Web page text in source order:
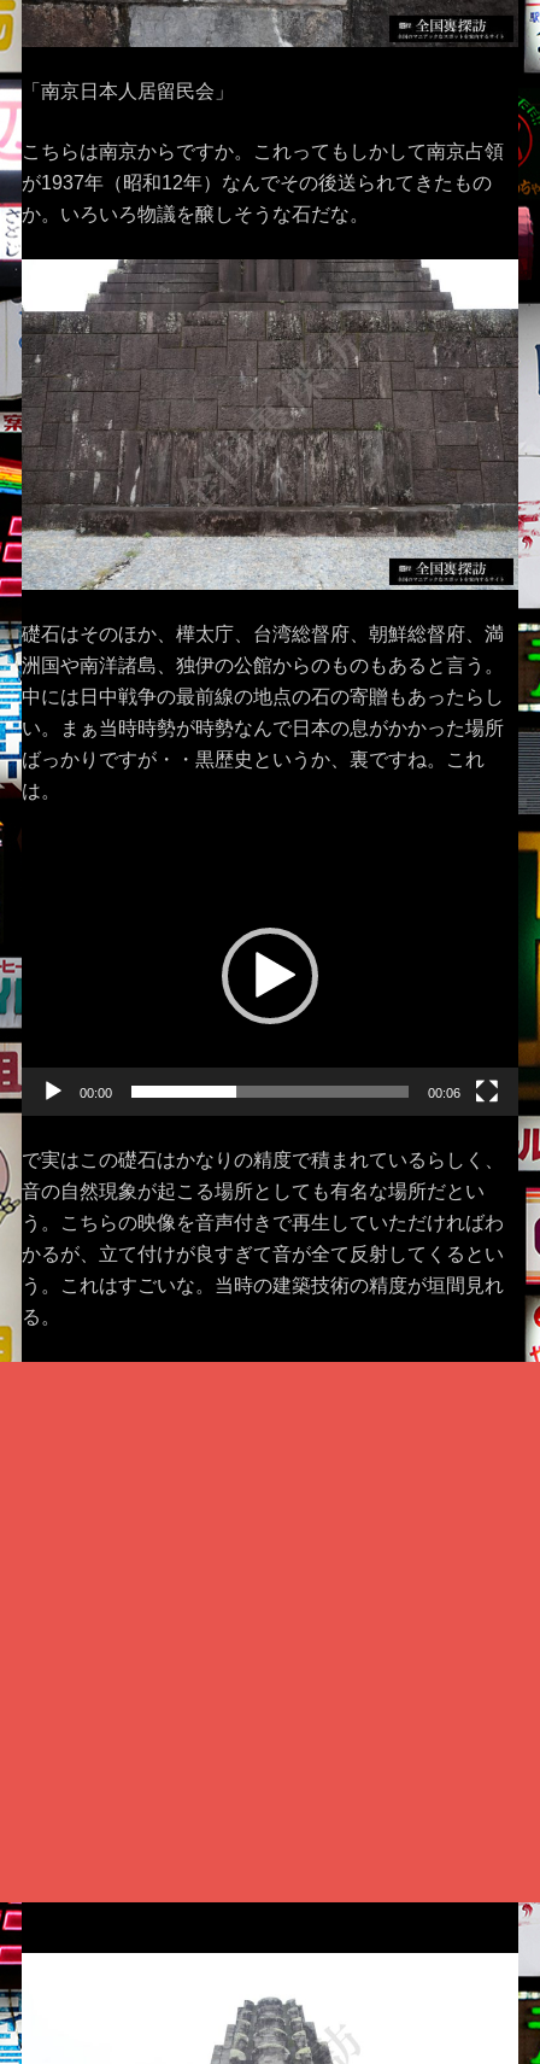
「南京日本人居留民会」
こちらは南京からですか。これってもしかして南京占領
が1937年（昭和12年）なんでその後送られてきたもの
か。いろいろ物議を醸しそうな石だな。
礎石はそのほか、樺太庁、台湾総督府、朝鮮総督府、満
洲国や南洋諸島、独伊の公館からのものもあると言う。
中には日中戦争の最前線の地点の石の寄贈もあったらし
い。まぁ当時時勢が時勢なんで日本の息がかかった場所
ばっかりですが・・黒歴史というか、裏ですね。これ
は。
動
ー
ヤ
ー
00:00 00:06
で実はこの礎石はかなりの精度で積まれているらしく、
音の自然現象が起こる場所としても有名な場所だとい
う。こちらの映像を音声付きで再生していただければわ
かるが、立て付けが良すぎて音が全て反射してくるとい
う。これはすごいな。当時の建築技術の精度が垣間見れ
る。